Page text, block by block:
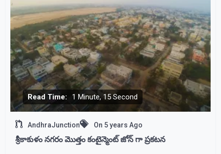
Read Time: 1 Minute, 15 Second
AndhraJunction On 5 years Ago
శ్రీకాకుళం నగరం మొత్తం కంటైన్మెంట్ జోన్ గా ప్రకటన